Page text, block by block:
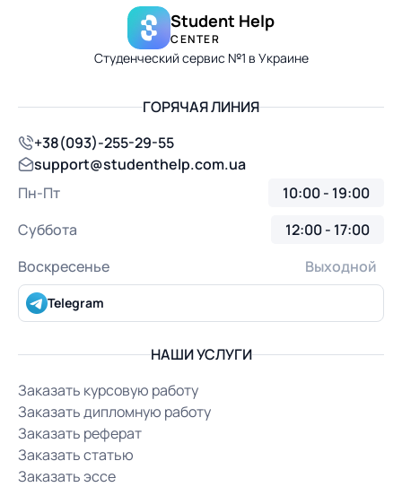
Student Help
CENTER
Студенческий сервис №1 в Украине
НАШИ УСЛУГИ
Заказать курсовую работу
Заказать дипломную работу
Заказать реферат
Заказать статью
Заказать эссе
ГОРЯЧАЯ ЛИНИЯ
+38(093)-255-29-55
support@studenthelp.com.ua
Пн-Пт
10:00 - 19:00
Суббота
12:00 - 17:00
Воскресенье
Выходной
Telegram